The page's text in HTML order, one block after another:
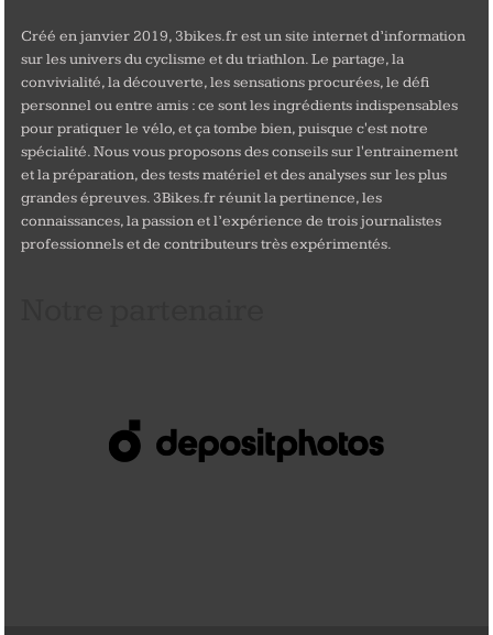
Créé en janvier 2019, 3bikes.fr est un site internet d’information
sur les univers du cyclisme et du triathlon. Le partage, la
convivialité, la découverte, les sensations procurées, le défi
personnel ou entre amis : ce sont les ingrédients indispensables
pour pratiquer le vélo, et ça tombe bien, puisque c'est notre
spécialité. Nous vous proposons des conseils sur l'entrainement
et la préparation, des tests matériel et des analyses sur les plus
grandes épreuves. 3Bikes.fr réunit la pertinence, les
connaissances, la passion et l’expérience de trois journalistes
professionnels et de contributeurs très expérimentés.